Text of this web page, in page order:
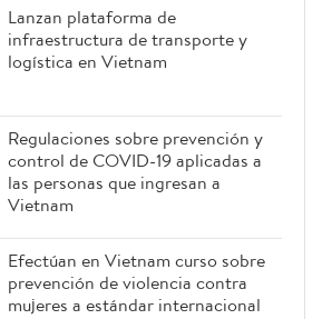
Lanzan plataforma de
infraestructura de transporte y
logística en Vietnam
Regulaciones sobre prevención y
control de COVID-19 aplicadas a
las personas que ingresan a
Vietnam
Efectúan en Vietnam curso sobre
prevención de violencia contra
mujeres a estándar internacional